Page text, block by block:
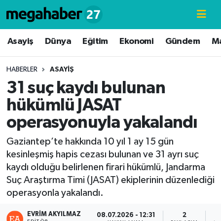
Asayiş Dünya Eğitim Ekonomi Gündem
HABERLER ASAYIŞ
31 suç kaydı bulunan
hükümlü JASAT
operasyonuyla yakalandı
Gaziantep’te hakkında 10 yıl 1 ay 15 gün
kesinleşmiş hapis cezası bulunan ve 31 ayrı suç
kaydı olduğu belirlenen firari hükümlü, Jandarma
Suç Araştırma Timi (JASAT) ekiplerinin düzenlediği
operasyonla yakalandı.
EVRIM AKYILMAZ 08.07.2026 - 12:31 2
Hava Durumu
Süper Lig Puan Durumu ve Fikstür
Tüm Manşetler
Son Dakika Haberleri
Haber Arşivi